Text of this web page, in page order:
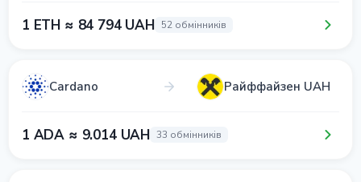
1 ETH ≈ 84 794 UAH 52 обмінників
Cardano Райффайзен UAH
1 ADA ≈ 9.014 UAH 33 обмінників